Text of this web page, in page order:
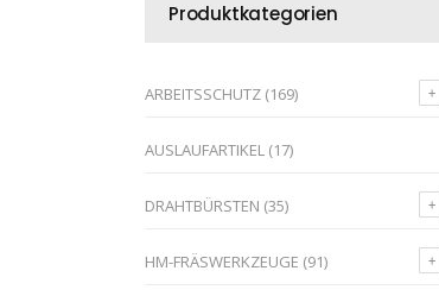
Produktkategorien
ARBEITSSCHUTZ (169)
AUSLAUFARTIKEL (17)
DRAHTBÜRSTEN (35)
HM-FRÄSWERKZEUGE (91)